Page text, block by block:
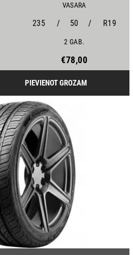
VASARA
235 / 50 / R19
2 GAB.
€78,00
PIEVIENOT GROZAM